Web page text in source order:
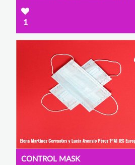
1
CONTROL MASK